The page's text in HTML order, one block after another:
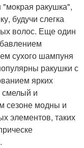
"мокрая ракушка",
будучи слегка
волос. Еще один
сухого шампуня
ракушки с
ярких
смелый и
сезоне модны и
элементов, таких